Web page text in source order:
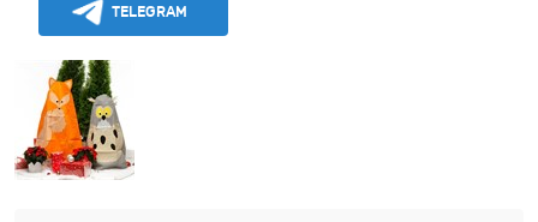
TELEGRAM